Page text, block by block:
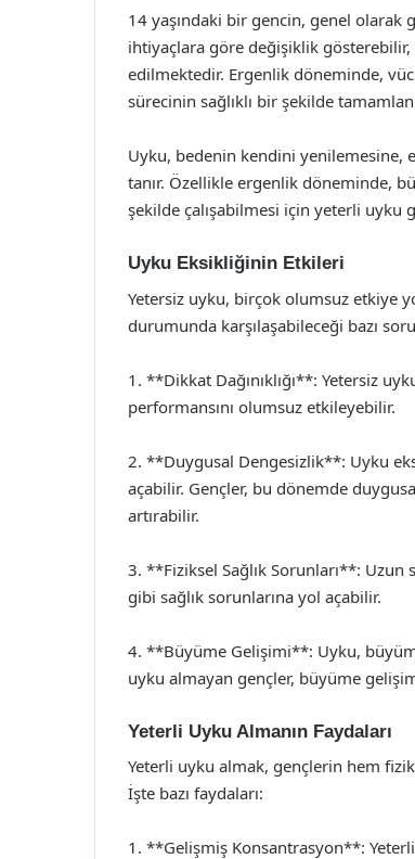
14 yaşındaki bir gencin, genel olarak
ihtiyaçlara göre değişiklik
edilmektedir. Ergenlik döneminde,
sürecinin sağlıklı bir şekilde
Uyku, bedenin kendini yenilemesine,
tanır. Özellikle ergenlik döneminde,
şekilde çalışabilmesi için yeterli uyku
Uyku Eksikliğinin Etkileri
Yetersiz uyku, birçok olumsuz etkiye
durumunda karşılaşabileceği bazı
1. **Dikkat Dağınıklığı**: Yetersiz
performansını olumsuz etkileyebilir.
2. **Duygusal Dengesizlik**: Uyku
açabilir. Gençler, bu dönemde
artırabilir.
3. **Fiziksel Sağlık Sorunları**: Uzun
gibi sağlık sorunlarına yol açabilir.
4. **Büyüme Gelişimi**: Uyku,
uyku almayan gençler, büyüme
Yeterli Uyku Almanın Faydaları
Yeterli uyku almak, gençlerin hem
İşte bazı faydaları:
1. **Gelişmiş Konsantrasyon**: